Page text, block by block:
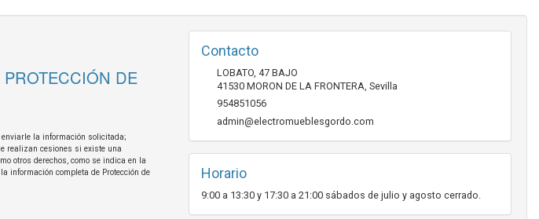
DE
la información solicitada;
realizan cesiones si existe una
otros derechos, como se indica en la
información completa de Protección de
Contacto
LOBATO, 47 BAJO
41530 MORON DE LA FRONTERA, Sevilla
954851056
admin@electromueblesgordo.com
Horario
9:00 a 13:30 y 17:30 a 21:00 sábados de julio y agosto cerrado.